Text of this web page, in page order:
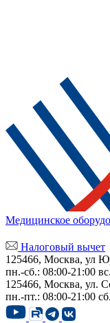
Медицинское
Налоговый вычет
125466, Москва, ул
пн.-сб.: 08:00-21:00
125466, Москва, ул.
пн.-пт.: 08:00-21:00